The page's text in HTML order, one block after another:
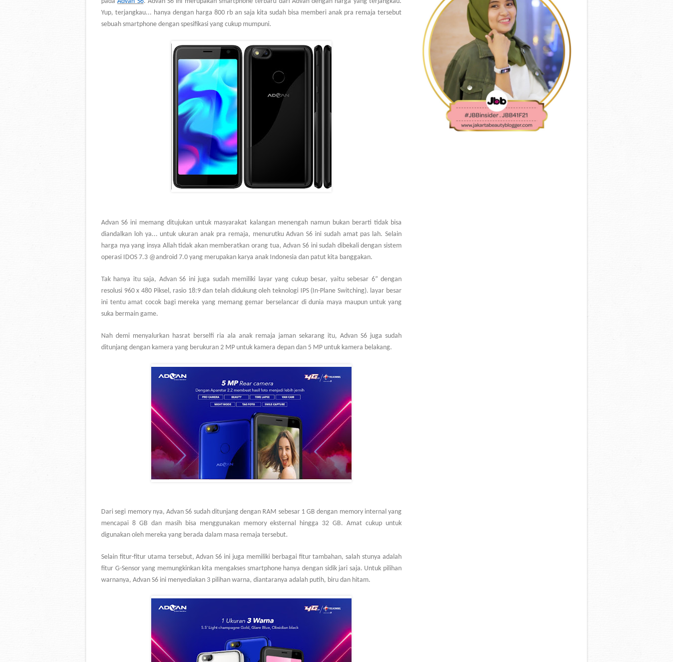
Yup, terjangkau... hanya dengan harga 800 rb an saja kita sudah bisa memberi anak pra remaja tersebut
sebuah smartphone dengan spesifikasi yang cukup mumpuni.
Advan S6 ini memang ditujukan untuk masyarakat kalangan menengah namun bukan berarti tidak bisa
diandalkan loh ya... untuk ukuran anak pra remaja, menurutku Advan S6 ini sudah amat pas lah. Selain
harga nya yang insya Allah tidak akan memberatkan orang tua, Advan S6 ini sudah dibekali dengan sistem
operasi IDOS 7.3 @android 7.0 yang merupakan karya anak Indonesia dan patut kita banggakan.
Tak hanya itu saja, Advan S6 ini juga sudah memiliki layar yang cukup besar, yaitu sebesar 6” dengan
resolusi 960 x 480 Piksel, rasio 18:9 dan telah didukung oleh teknologi IPS (In-Plane Switching). layar besar
ini tentu amat cocok bagi mereka yang memang gemar berselancar di dunia maya maupun untuk yang
suka bermain game.
Nah demi menyalurkan hasrat berselfi ria ala anak remaja jaman sekarang itu, Advan S6 juga sudah
ditunjang dengan kamera yang berukuran 2 MP untuk kamera depan dan 5 MP untuk kamera belakang.
Dari segi memory nya, Advan S6 sudah ditunjang dengan RAM sebesar 1 GB dengan memory internal yang
mencapai 8 GB dan masih bisa menggunakan memory eksternal hingga 32 GB. Amat cukup untuk
digunakan oleh mereka yang berada dalam masa remaja tersebut.
Selain fitur-fitur utama tersebut, Advan S6 ini juga memiliki berbagai fitur tambahan, salah stunya adalah
fitur G-Sensor yang memungkinkan kita mengakses smartphone hanya dengan sidik jari saja. Untuk pilihan
warnanya, Advan S6 ini menyediakan 3 pilihan warna, diantaranya adalah putih, biru dan hitam.